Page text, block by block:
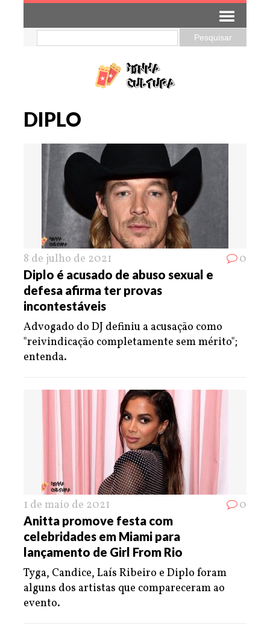
DIPLO
8 de julho de 2021 0
Diplo é acusado de abuso sexual e
defesa afirma ter provas
incontestáveis
Advogado do DJ definiu a acusação como
"reivindicação completamente sem mérito";
entenda.
1 de maio de 2021 0
Anitta promove festa com
celebridades em Miami para
lançamento de Girl From Rio
Tyga, Candice, Laís Ribeiro e Diplo foram
alguns dos artistas que compareceram ao
evento.